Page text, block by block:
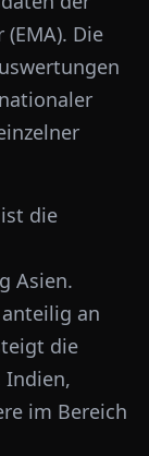
Die
die
Asien.
an
die
Indien,
im Bereich